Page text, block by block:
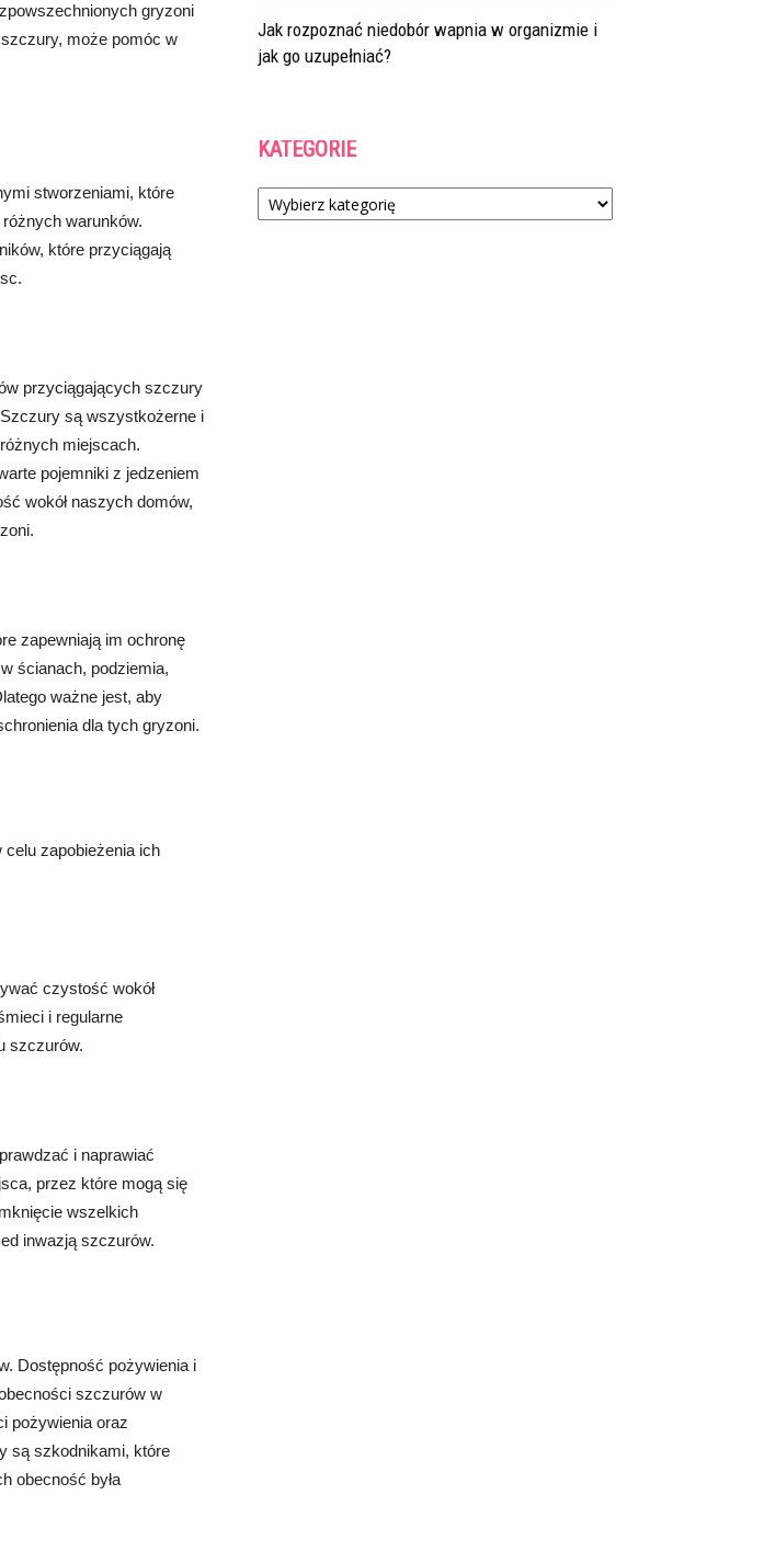
gryzoni
może pomóc w
stworzeniami, które
warunków.
które przyciągają
przyciągających szczury
są wszystkożerne i
miejscach.
pojemniki z jedzeniem
wokół naszych domów,
zapewniają im ochronę
ścianach, podziemia,
ważne jest, aby
dla tych gryzoni.
zapobieżenia ich
czystość wokół
i regularne
szczurów.
i naprawiać
przez które mogą się
wszelkich
inwazją szczurów.
Dostępność pożywienia i
szczurów w
pożywienia oraz
są szkodnikami, które
obecność była
Jak rozpoznać niedobór wapnia w organizmie i
jak go uzupełniać?
KATEGORIE
Kategorie